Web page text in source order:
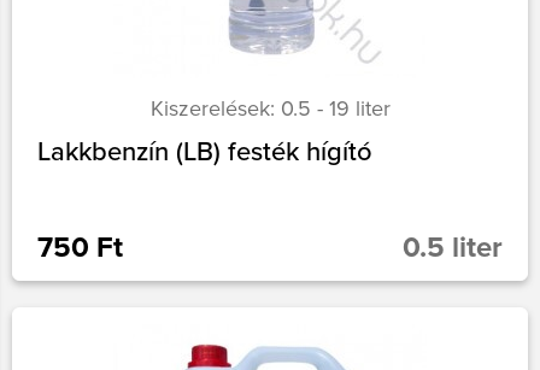
Kiszerelések: 0.5 - 19 liter
Lakkbenzín (LB) festék hígító
750 Ft 0.5 liter